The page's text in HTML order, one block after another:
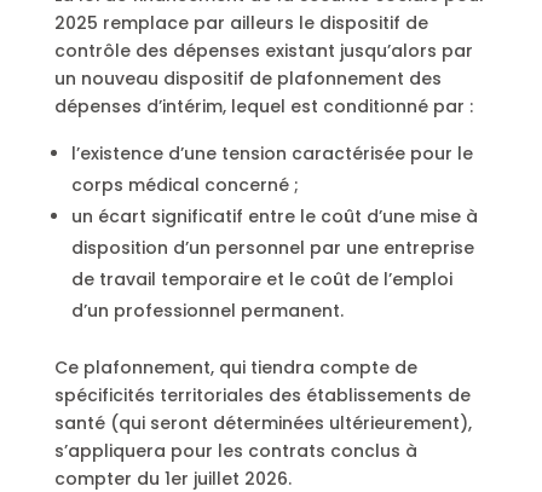
2025 remplace par ailleurs le dispositif de
contrôle des dépenses existant jusqu’alors par
un nouveau dispositif de plafonnement des
dépenses d’intérim, lequel est conditionné par :
l’existence d’une tension caractérisée pour le
corps médical concerné ;
un écart significatif entre le coût d’une mise à
disposition d’un personnel par une entreprise
de travail temporaire et le coût de l’emploi
d’un professionnel permanent.
Ce plafonnement, qui tiendra compte de
spécificités territoriales des établissements de
santé (qui seront déterminées ultérieurement),
s’appliquera pour les contrats conclus à
compter du 1er juillet 2026.